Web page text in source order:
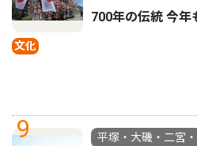
文化
700年の伝統 今
9
平塚・大磯・二宮